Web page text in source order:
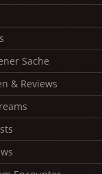
Sache
& Reviews